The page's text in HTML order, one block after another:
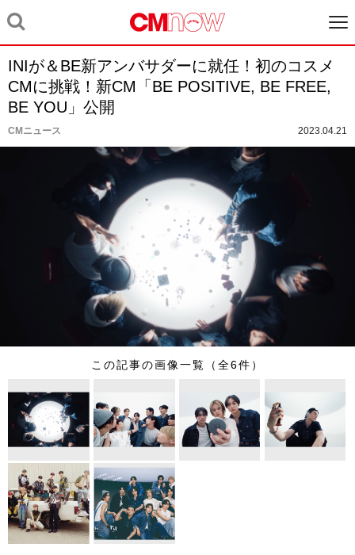
INIが＆BE新アンバサダーに就任！初のコスメ
CMに挑戦！新CM「BE POSITIVE, BE FREE,
BE YOU」公開
CMニュース 2023.04.21
この記事の画像一覧（全6件）